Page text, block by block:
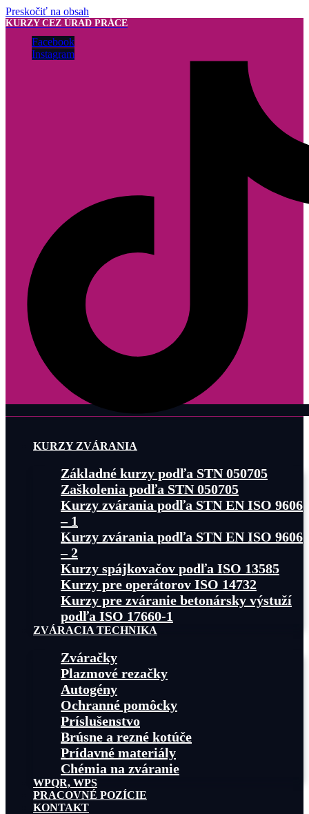
Preskočiť na obsah
KURZY CEZ ÚRAD PRÁCE
Facebook
Instagram
KURZY ZVÁRANIA
Základné kurzy podľa STN 050705
Zaškolenia podľa STN 050705
Kurzy zvárania podľa STN EN ISO 9606
– 1
Kurzy zvárania podľa STN EN ISO 9606
– 2
Kurzy spájkovačov podľa ISO 13585
Kurzy pre operátorov ISO 14732
Kurzy pre zváranie betonársky výstuží
podľa ISO 17660-1
ZVÁRACIA TECHNIKA
Zváračky
Plazmové rezačky
Autogény
Ochranné pomôcky
Príslušenstvo
Brúsne a rezné kotúče
Prídavné materiály
Chémia na zváranie
WPQR, WPS
PRACOVNÉ POZÍCIE
KONTAKT